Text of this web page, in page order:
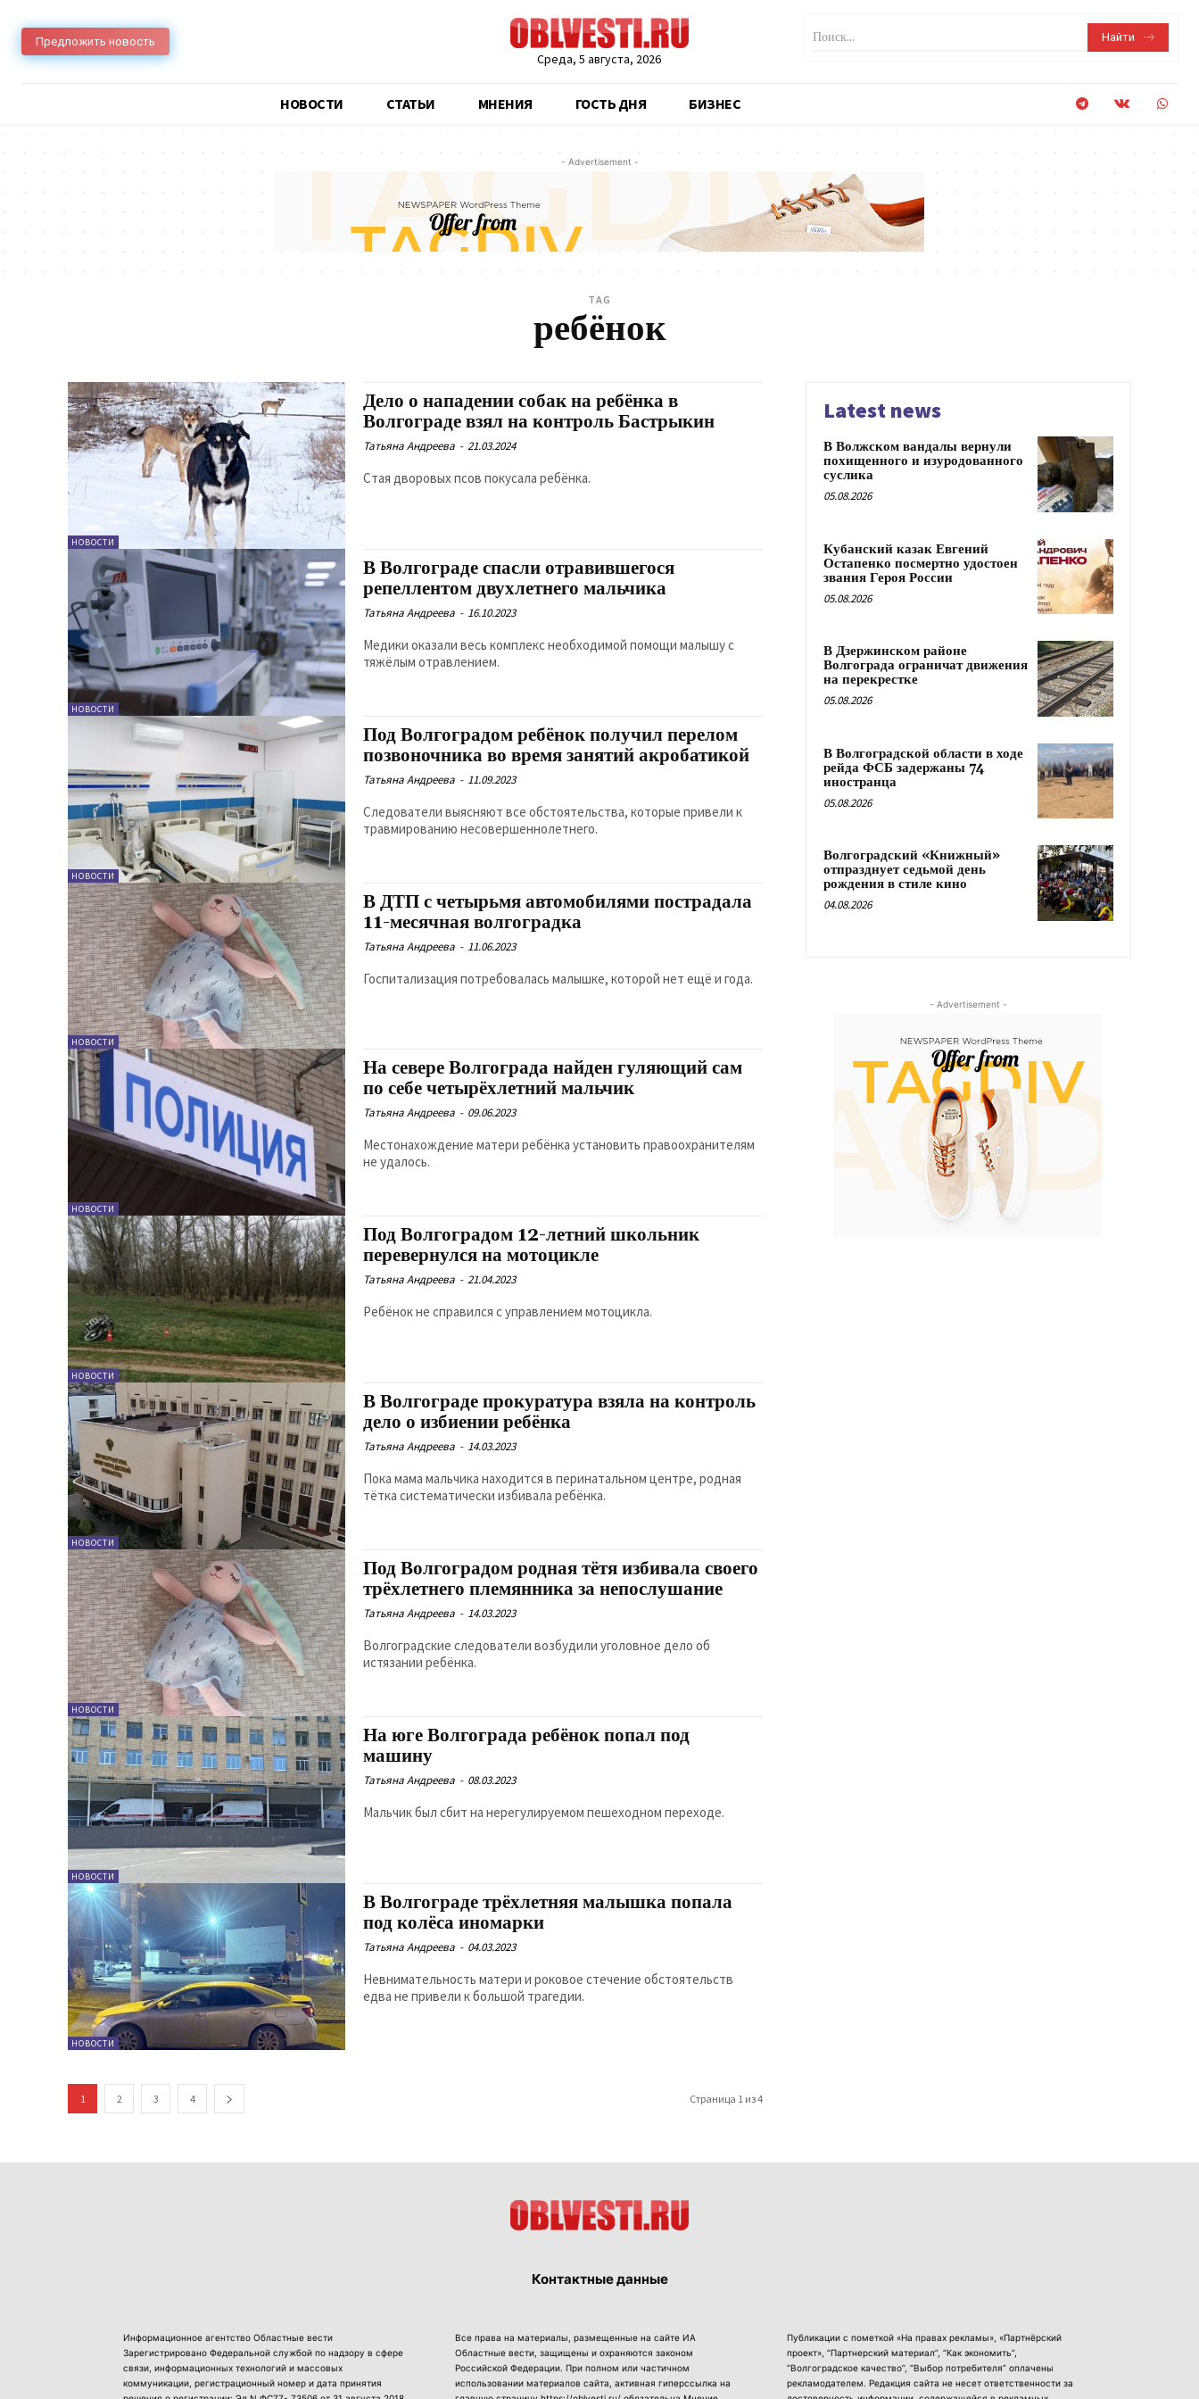
Предложить новость
Среда, 5 августа, 2026
Поиск... Найти
НОВОСТИ CТАТЬИ МНЕНИЯ ГОСТЬ ДНЯ БИЗНЕС
- Advertisement -
TAG
ребёнок
НОВОСТИ
Дело о нападении собак на ребёнка в
Волгограде взял на контроль Бастрыкин
Татьяна Андреева - 21.03.2024
Стая дворовых псов покусала ребёнка.
НОВОСТИ
В Волгограде спасли отравившегося
репеллентом двухлетнего мальчика
Татьяна Андреева - 16.10.2023
Медики оказали весь комплекс необходимой помощи малышу с
тяжёлым отравлением.
НОВОСТИ
Под Волгоградом ребёнок получил перелом
позвоночника во время занятий акробатикой
Татьяна Андреева - 11.09.2023
Следователи выясняют все обстоятельства, которые привели к
травмированию несовершеннолетнего.
НОВОСТИ
В ДТП с четырьмя автомобилями пострадала
11-месячная волгоградка
Татьяна Андреева - 11.06.2023
Госпитализация потребовалась малышке, которой нет ещё и года.
НОВОСТИ
На севере Волгограда найден гуляющий сам
по себе четырёхлетний мальчик
Татьяна Андреева - 09.06.2023
Местонахождение матери ребёнка установить правоохранителям
не удалось.
НОВОСТИ
Под Волгоградом 12-летний школьник
перевернулся на мотоцикле
Татьяна Андреева - 21.04.2023
Ребёнок не справился с управлением мотоцикла.
НОВОСТИ
В Волгограде прокуратура взяла на контроль
дело о избиении ребёнка
Татьяна Андреева - 14.03.2023
Пока мама мальчика находится в перинатальном центре, родная
тётка систематически избивала ребёнка.
НОВОСТИ
Под Волгоградом родная тётя избивала своего
трёхлетнего племянника за непослушание
Татьяна Андреева - 14.03.2023
Волгоградские следователи возбудили уголовное дело об
истязании ребёнка.
НОВОСТИ
На юге Волгограда ребёнок попал под
машину
Татьяна Андреева - 08.03.2023
Мальчик был сбит на нерегулируемом пешеходном переходе.
НОВОСТИ
В Волгограде трёхлетняя малышка попала
под колёса иномарки
Татьяна Андреева - 04.03.2023
Невнимательность матери и роковое стечение обстоятельств
едва не привели к большой трагедии.
1 2 3 4 Страница 1 из 4
Latest news
В Волжском вандалы вернули
похищенного и изуродованного
суслика
05.08.2026
Кубанский казак Евгений
Остапенко посмертно удостоен
звания Героя России
05.08.2026
В Дзержинском районе
Волгограда ограничат движения
на перекрестке
05.08.2026
В Волгоградской области в ходе
рейда ФСБ задержаны 74
иностранца
05.08.2026
Волгоградский «Книжный»
отпразднует седьмой день
рождения в стиле кино
04.08.2026
- Advertisement -
Контактные данные
Информационное агентство Областные вести
Зарегистрировано Федеральной службой по надзору в сфере
связи, информационных технологий и массовых
коммуникации, регистрационный номер и дата принятия
Все права на материалы, размещенные на сайте ИА
Областные вести, защищены и охраняются законом
Российской Федерации. При полном или частичном
использовании материалов сайта, активная гиперссылка на
Публикации с пометкой «На правах рекламы», «Партнёрский
проект», “Партнерский материал”, “Как экономить”,
“Волгоградское качество”, “Выбор потребителя” оплачены
рекламодателем. Редакция сайта не несет ответственности за